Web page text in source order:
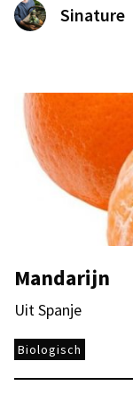
Sinature
Mandarijn
Uit Spanje
Biologisch